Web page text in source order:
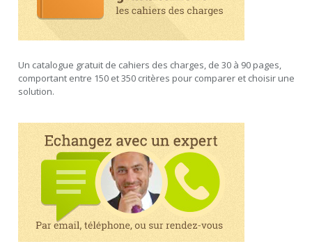
Un catalogue gratuit de cahiers des charges, de 30 à 90 pages,
comportant entre 150 et 350 critères pour comparer et choisir une
solution.